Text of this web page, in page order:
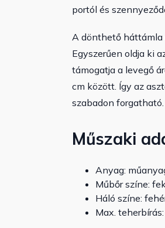
portól és
A dönthető háttámla
Egyszerűen oldja ki
támogatja a levegő
cm között. Így az
szabadon forgatható.
Műszaki
Anyag:
Műbőr színe:
Háló színe:
Max.